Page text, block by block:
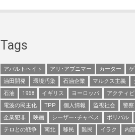
Tags
アパルトヘイト アリ･アブニマー カーター ゲ
油田開発
環境汚染 石油企業 マルクス主義
石油
1968 イギリス ヨーロッパ アクティ
電波の民主化
TPP 個人情報 監視社会 警察
企業犯罪
映画 シーザー･チャベス ボリバル
テロとの戦争
南北 移民 難民 イラク 内